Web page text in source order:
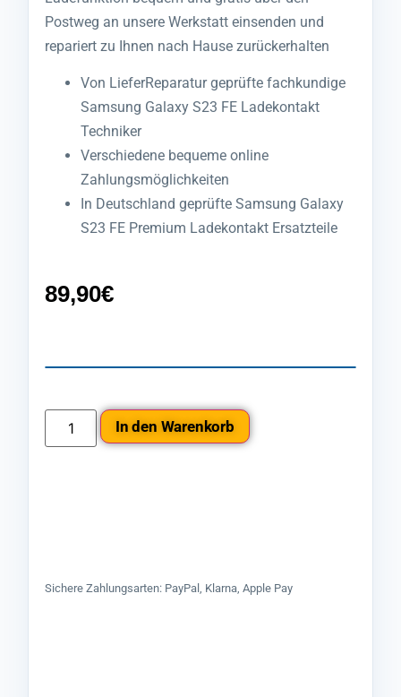
Postweg an unsere Werkstatt einsenden und
repariert zu Ihnen nach Hause zurückerhalten
Von LieferReparatur geprüfte fachkundige
Samsung Galaxy S23 FE Ladekontakt
Techniker
Verschiedene bequeme online
Zahlungsmöglichkeiten
In Deutschland geprüfte Samsung Galaxy
S23 FE Premium Ladekontakt Ersatzteile
89,90€
In den Warenkorb
Sichere Zahlungsarten: PayPal, Klarna, Apple Pay